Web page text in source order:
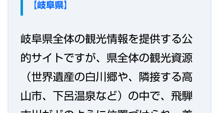
【岐阜県】
岐阜県全体の観光情報を提供する公
的サイトですが、県全体の観光資源
（世界遺産の白川郷や、隣接する高
山市、下呂温泉など）の中で、飛騨